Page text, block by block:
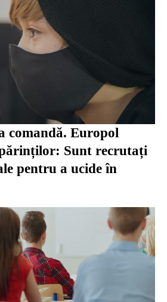
comandă. Europol
Sunt recrutați
pentru a ucide în